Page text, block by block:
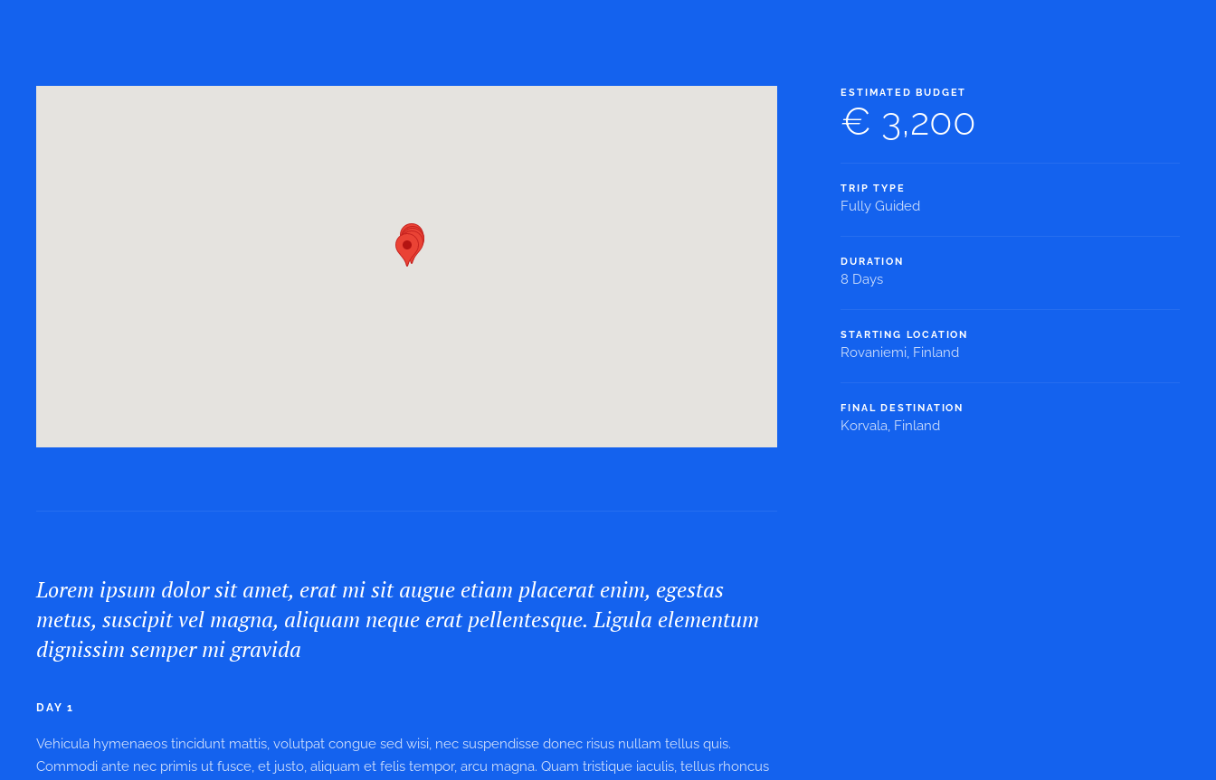
Lorem ipsum dolor sit amet, erat mi sit augue etiam placerat enim, egestas
metus, suscipit vel magna, aliquam neque erat pellentesque. Ligula elementum
dignissim semper mi gravida
DAY 1
Vehicula hymenaeos tincidunt mattis, volutpat congue sed wisi, nec suspendisse donec risus nullam tellus quis.
Commodi ante nec primis ut fusce, et justo, aliquam et felis tempor, arcu magna. Quam tristique iaculis, tellus rhoncus
ESTIMATED BUDGET
€ 3,200
TRIP TYPE
Fully Guided
DURATION
8 Days
STARTING LOCATION
Rovaniemi, Finland
FINAL DESTINATION
Korvala, Finland